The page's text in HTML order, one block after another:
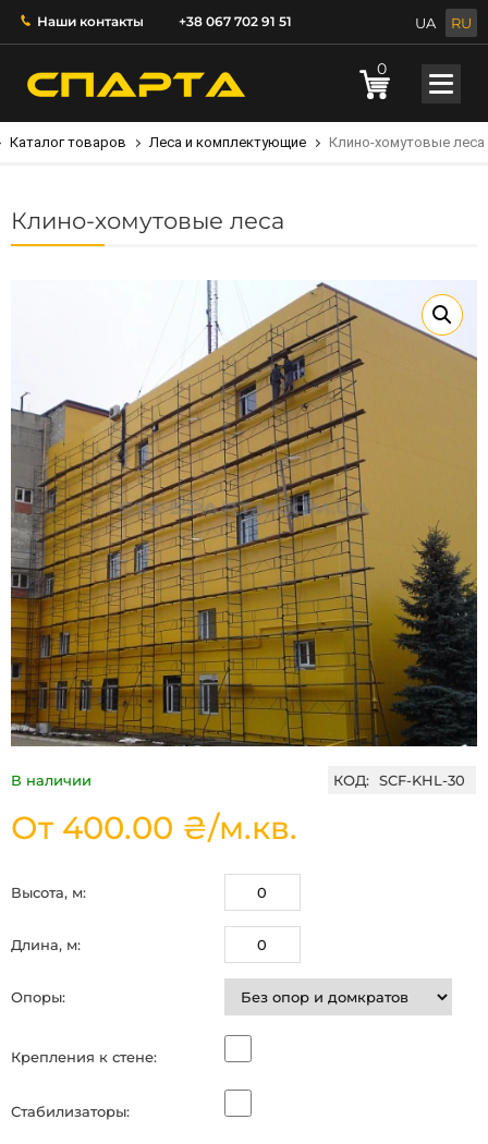
Наши контакты +38 067 702 91 51 UA RU
0
Каталог товаров Леса и комплектующие Клино-хомутовые леса
Клино-хомутовые леса
В наличии КОД: SCF-KHL-30
От 400.00 ₴/м.кв.
Высота, м:
Длина, м:
Опоры:
Крепления к стене:
Стабилизаторы: